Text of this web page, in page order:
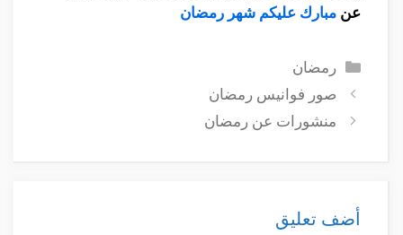
عن مبارك عليكم شهر رمضان
التصنيفات
رمضان
صور فوانيس رمضان
منشورات عن رمضان
أضف تعليق